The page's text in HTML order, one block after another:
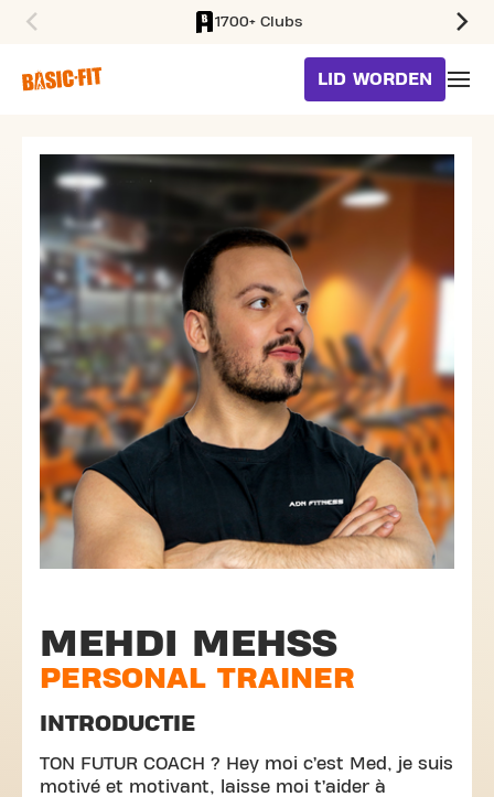
1700+ Clubs
LID WORDEN
MEHDI MEHSS
PERSONAL TRAINER
INTRODUCTIE
TON FUTUR COACH ? Hey moi c’est Med, je suis
motivé et motivant, laisse moi t’aider à